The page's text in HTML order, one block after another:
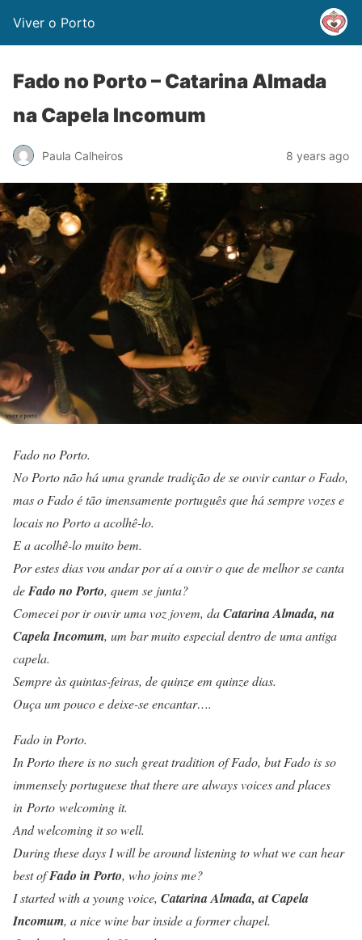
Viver o Porto
Fado no Porto – Catarina Almada
na Capela Incomum
Paula Calheiros 8 years ago
Fado no Porto.
No Porto não há uma grande tradição de se ouvir cantar o Fado,
mas o Fado é tão imensamente português que há sempre vozes e
locais no Porto a acolhê-lo.
E a acolhê-lo muito bem.
Por estes dias vou andar por aí a ouvir o que de melhor se canta
deFado no Porto, quem se junta?
Comecei por ir ouvir uma voz jovem, daCatarina Almada, na
Capela Incomum, um bar muito especial dentro de uma antiga
capela.
Sempre às quintas-feiras, de quinze em quinze dias.
Ouça um pouco e deixe-se encantar….
Fado in Porto.
In Porto there is no such great tradition of Fado, but Fado is so
immensely portuguese that there are always voices and places
in Porto welcoming it.
And welcoming it so well.
During these days I will be around listening to what we can hear
best ofFado in Porto, who joins me?
I started with a young voice, Catarina Almada, at Capela
Incomum, a nice wine bar inside a former chapel.